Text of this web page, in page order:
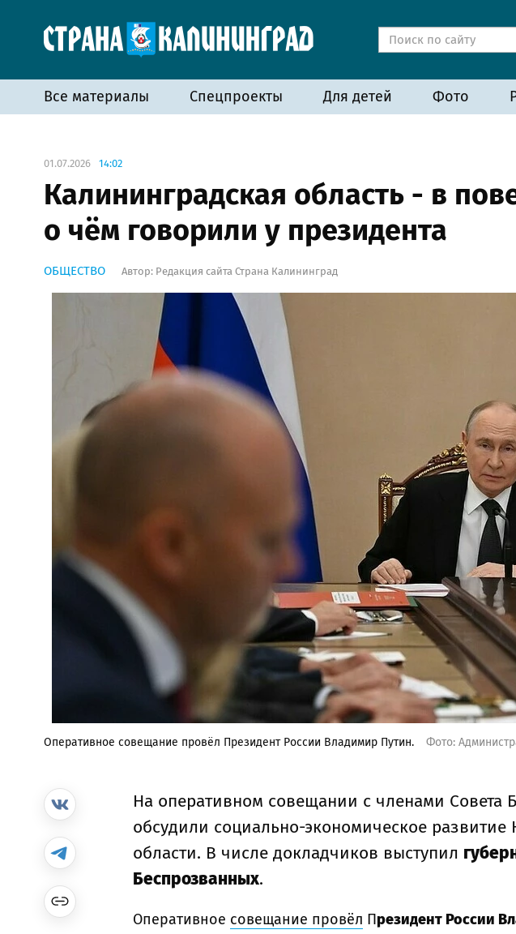
Все материалы Спецпроекты Для детей Фото
01.07.2026 14:02
Калининградская область - в
о чём говорили у президента
ОБЩЕСТВО Автор: Редакция сайта Страна Калининград
Оперативное совещание провёл Президент России Владимир Путин. Фото:
На оперативном совещании с членами Совета
обсудили социально-экономическое развитие
области. В числе докладчиков выступил
Беспрозванных.
Оперативное совещание провёл Президент России